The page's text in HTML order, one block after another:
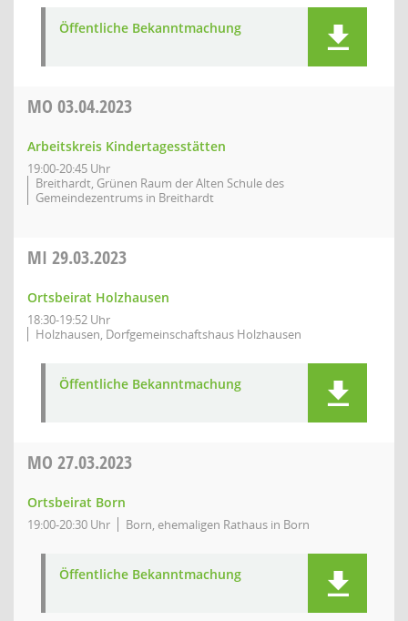
Öffentliche Bekanntmachung
MO 03.04.2023
Arbeitskreis Kindertagesstätten
19:00-20:45 Uhr
Breithardt, Grünen Raum der Alten Schule des
Gemeindezentrums in Breithardt
MI 29.03.2023
Ortsbeirat Holzhausen
18:30-19:52 Uhr
Holzhausen, Dorfgemeinschaftshaus Holzhausen
Öffentliche Bekanntmachung
MO 27.03.2023
Ortsbeirat Born
19:00-20:30 Uhr Born, ehemaligen Rathaus in Born
Öffentliche Bekanntmachung